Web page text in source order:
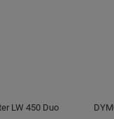
LW 450 Duo